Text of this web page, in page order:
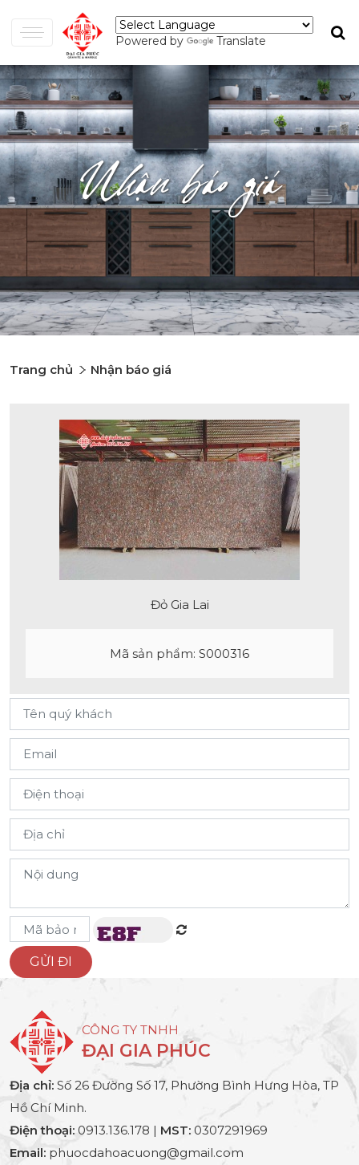
Powered by Translate
Nhận báo giá
Trang chủ Nhận báo giá
Đỏ Gia Lai
Mã sản phẩm: S000316
CÔNG TY TNHH
ĐẠI GIA PHÚC
Địa chỉ: Số 26 Đường Số 17, Phường Bình Hưng Hòa, TP
Hồ Chí Minh.
Điện thoại: 0913.136.178 | MST: 0307291969
Email: phuocdahoacuong@gmail.com